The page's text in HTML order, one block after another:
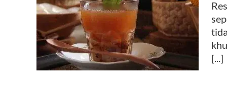
[...]